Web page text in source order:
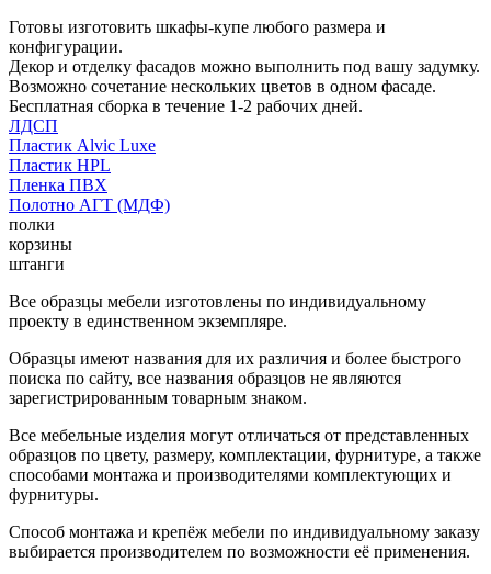
Готовы изготовить шкафы-купе любого размера и
конфигурации.
Декор и отделку фасадов можно выполнить под вашу задумку.
Возможно сочетание нескольких цветов в одном фасаде.
Бесплатная сборка в течение 1-2 рабочих дней.
ЛДСП
Пластик Alvic Luxe
Пластик HPL
Пленка ПВХ
Полотно АГТ (МДФ)
полки
корзины
штанги
Все образцы мебели изготовлены по индивидуальному
проекту в единственном экземпляре.
Образцы имеют названия для их различия и более быстрого
поиска по сайту, все названия образцов не являются
зарегистрированным товарным знаком.
Все мебельные изделия могут отличаться от представленных
образцов по цвету, размеру, комплектации, фурнитуре, а также
способами монтажа и производителями комплектующих и
фурнитуры.
Способ монтажа и крепёж мебели по индивидуальному заказу
выбирается производителем по возможности её применения.